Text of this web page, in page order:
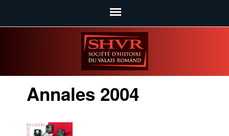
SHVR
Annales 2004